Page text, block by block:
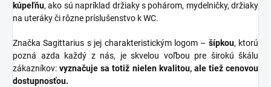
kúpeľňu, ako sú napríklad držiaky s pohárom, mydelničky, držiaky
na uteráky či rôzne príslušenstvo k WC.
Značka Sagittarius s jej charakteristickým logom – šípkou, ktorú
pozná azda každý z nás, je skvelou voľbou pre širokú škálu
zákazníkov:vyznačuje sa totiž nielen kvalitou, ale tiež cenovou
dostupnosťou.